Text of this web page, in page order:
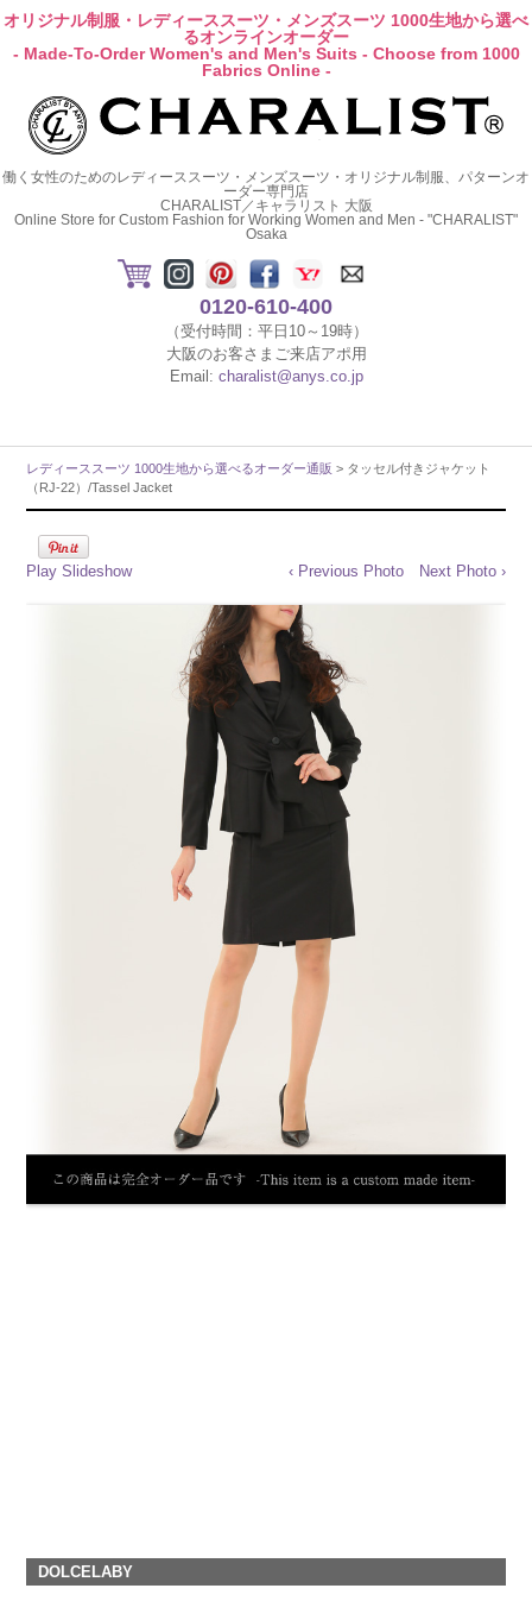
オリジナル制服・レディーススーツ・メンズスーツ 1000生地から選べ
るオンラインオーダー
- Made-To-Order Women's and Men's Suits - Choose from 1000
Fabrics Online -
働く女性のためのレディーススーツ・メンズスーツ・オリジナル制服、パターンオ
ーダー専門店
CHARALIST／キャラリスト 大阪
Online Store for Custom Fashion for Working Women and Men - "CHARALIST"
Osaka
0120-610-400
（受付時間：平日10～19時）
大阪のお客さまご来店アポ用
Email: charalist@anys.co.jp
レディーススーツ 1000生地から選べるオーダー通販 > タッセル付きジャケット
（RJ-22）/Tassel Jacket
Play Slideshow ‹ Previous Photo Next Photo ›
DOLCELABY